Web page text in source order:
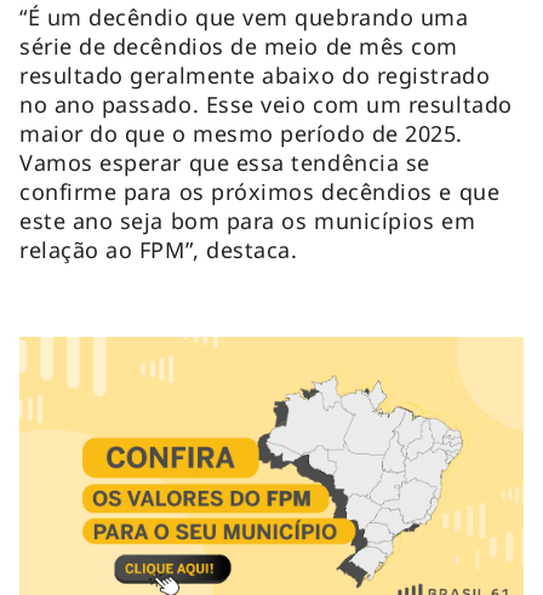
“É um decêndio que vem quebrando uma
série de decêndios de meio de mês com
resultado geralmente abaixo do registrado
no ano passado. Esse veio com um resultado
maior do que o mesmo período de 2025.
Vamos esperar que essa tendência se
confirme para os próximos decêndios e que
este ano seja bom para os municípios em
relação ao FPM”, destaca.